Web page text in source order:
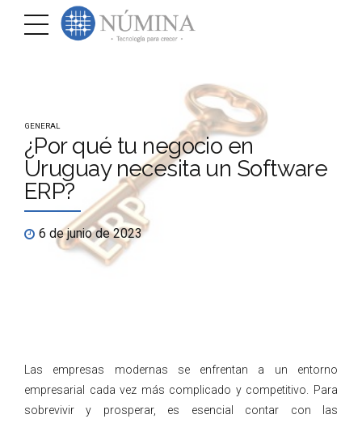
GENERAL
¿Por qué tu negocio en
Uruguay necesita un Software
ERP?
6 de junio de 2023
Las empresas modernas se enfrentan a un entorno
empresarial cada vez más complicado y competitivo. Para
sobrevivir y prosperar, es esencial contar con las